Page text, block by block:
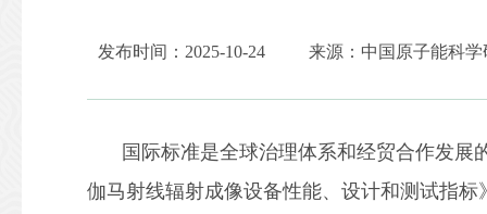
发布时间：2025-10-24 来源：中国原子能科学
国际标准是全球治理体系和经贸合作发展
伽马射线辐射成像设备性能、设计和测试指